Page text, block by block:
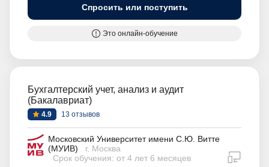
Спросить или поступить
Это онлайн-обучение
Бухгалтерский учет, анализ и аудит
(Бакалавриат)
4.9 13 отзывов
Московский Университет имени С.Ю. Витте
(МУИВ)
г. Москва
Срок обучения: от 4 лет 6 месяцев